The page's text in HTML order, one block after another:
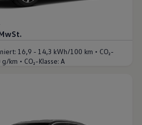
16,9 - 14,3 kWh/100 km • CO₂-
g/km • CO₂-Klasse: A